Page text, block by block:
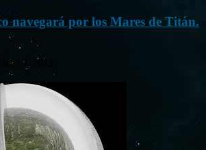
navegará por los Mares de Titán.
Oct 15, 2012